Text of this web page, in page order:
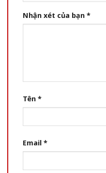
Nhận xét của bạn *
Tên *
Email *